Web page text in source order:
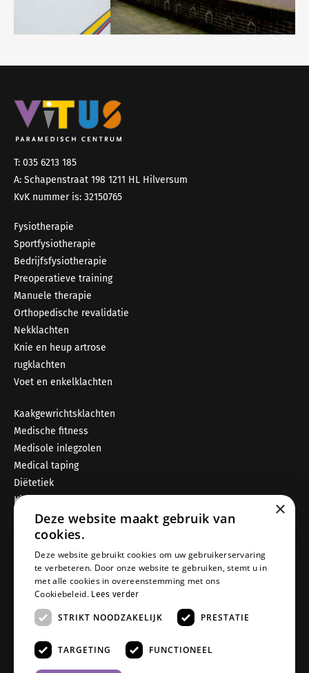
T: 035 6213 185
A: Schapenstraat 198 1211 HL Hilversum
KvK nummer is: 32150765
Fysiotherapie
Sportfysiotherapie
Bedrijfsfysiotherapie
Preoperatieve training
Manuele therapie
Orthopedische revalidatie
Nekklachten
Knie en heup artrose
rugklachten
Voet en enkelklachten
Kaakgewrichtsklachten
Medische fitness
Medisole inlegzolen
Medical taping
Diëtetiek
Kinderfysiotherapie (via externen)
Psychosomatische fysiotherapie (via externen)
Openingstijden
maandag 07:00–21:00
dinsdag 07:00–21:00
donderdag 07:00–21:00
zaterdag 08:00–13:00
zondag gesloten
×
Deze website maakt gebruik van
cookies.
Deze website gebruikt cookies om uw gebruikerservaring
te verbeteren. Door onze website te gebruiken, stemt u in
met alle cookies in overeenstemming met ons
Cookiebeleid. Lees verder
STRIKT NOODZAKELIJK PRESTATIE
TARGETING FUNCTIONEEL